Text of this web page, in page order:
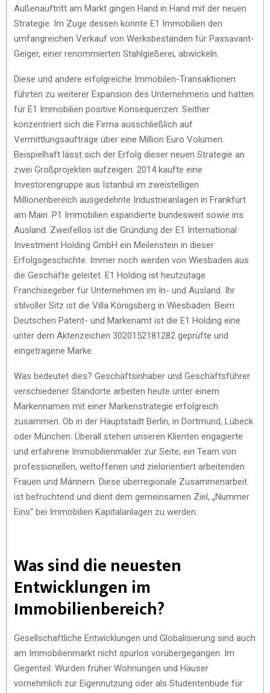
Außenauftritt am Markt gingen Hand in Hand mit der neuen
Strategie. Im Zuge dessen konnte E1 Immobilien den
umfangreichen Verkauf von Werksbeständen für Passavant-
Geiger, einer renommierten Stahlgießerei, abwickeln.
Diese und andere erfolgreiche Immobilen-Transaktionen
führten zu weiterer Expansion des Unternehmens und hatten
für E1 Immobilien positive Konsequenzen: Seither
konzentriert sich die Firma ausschließlich auf
Vermittlungsaufträge über eine Million Euro Volumen.
Beispielhaft lässt sich der Erfolg dieser neuen Strategie an
zwei Großprojekten aufzeigen. 2014 kaufte eine
Investorengruppe aus Istanbul im zweistelligen
Millionenbereich ausgedehnte Industrieanlagen in Frankfurt
am Main. P1 Immobilien expandierte bundesweit sowie ins
Ausland. Zweifellos ist die Gründung der E1 International
Investment Holding GmbH ein Meilenstein in dieser
Erfolgsgeschichte. Immer noch werden von Wiesbaden aus
die Geschäfte geleitet. E1 Holding ist heutzutage
Franchisegeber für Unternehmen im In- und Ausland. Ihr
stilvoller Sitz ist die Villa Königsberg in Wiesbaden. Beim
Deutschen Patent- und Markenamt ist die E1 Holding eine
unter dem Aktenzeichen 3020152181282 geprüfte und
eingetragene Marke.
Was bedeutet dies? Geschäftsinhaber und Geschäftsführer
verschiedener Standorte arbeiten heute unter einem
Markennamen mit einer Markenstrategie erfolgreich
zusammen. Ob in der Hauptstadt Berlin, in Dortmund, Lübeck
oder München: Überall stehen unseren Klienten engagierte
und erfahrene Immobilienmakler zur Seite; ein Team von
professionellen, weltoffenen und zielorientiert arbeitenden
Frauen und Männern. Diese überregionale Zusammenarbeit
ist befruchtend und dient dem gemeinsamen Ziel, „Nummer
Eins“ bei Immobilien Kapitalanlagen zu werden.
Was sind die neuesten
Entwicklungen im
Immobilienbereich?
Gesellschaftliche Entwicklungen und Globalisierung sind auch
am Immobilienmarkt nicht spurlos vorübergegangen. Im
Gegenteil: Wurden früher Wohnungen und Häuser
vornehmlich zur Eigennutzung oder als Studentenbude für